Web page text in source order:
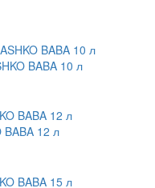
BABA 10 л
BABA 12 л